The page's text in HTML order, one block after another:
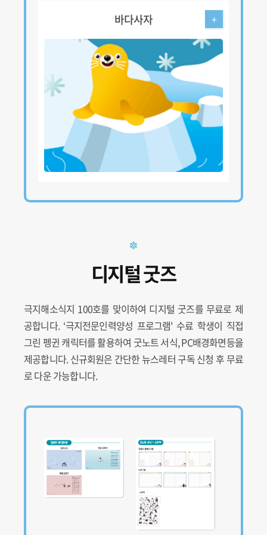
바다사자 +
디지털 굿즈
극지해소식지 100호를 맞이하여 디지털 굿즈를 무료로 제
공합니다. ‘극지전문인력양성 프로그램' 수료 학생이 직접
그린 펭귄 캐릭터를 활용하여 굿노트 서식, PC배경화면등을
제공합니다. 신규회원은 간단한 뉴스레터 구독 신청 후 무료
로 다운 가능합니다.